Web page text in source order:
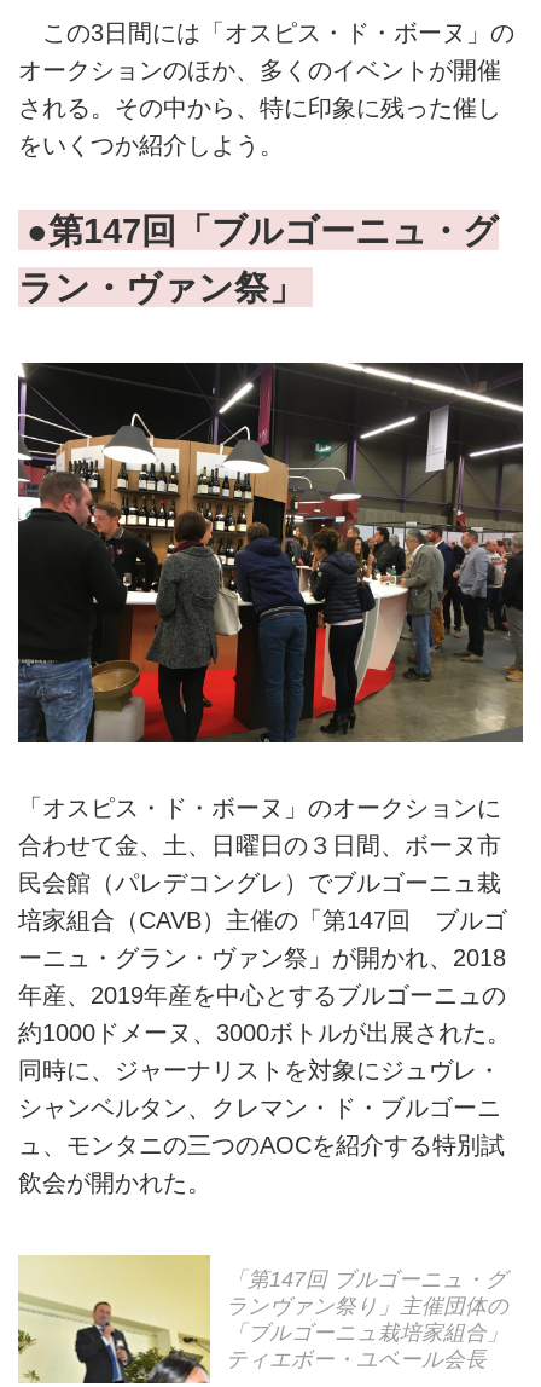
この3日間には「オスピス・ド・ボーヌ」の
オークションのほか、多くのイベントが開催
される。その中から、特に印象に残った催し
をいくつか紹介しよう。
●第147回「ブルゴーニュ・グ
ラン・ヴァン祭」
「オスピス・ド・ボーヌ」のオークションに
合わせて金、土、日曜日の３日間、ボーヌ市
民会館（パレデコングレ）でブルゴーニュ栽
培家組合（CAVB）主催の「第147回 ブルゴ
ーニュ・グラン・ヴァン祭」が開かれ、2018
年産、2019年産を中心とするブルゴーニュの
約1000ドメーヌ、3000ボトルが出展された。
同時に、ジャーナリストを対象にジュヴレ・
シャンベルタン、クレマン・ド・ブルゴーニ
ュ、モンタニの三つのAOCを紹介する特別試
飲会が開かれた。
「第147回 ブルゴーニュ・グ
ランヴァン祭り」主催団体の
「ブルゴーニュ栽培家組合」
ティエボー・ユベール会長